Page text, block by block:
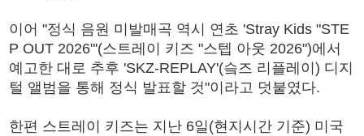
이어 "정식 음원 미발매곡 역시 연초 'Stray Kids "STE
P OUT 2026"'(스트레이 키즈 "스텝 아웃 2026")에서
예고한 대로 추후 'SKZ-REPLAY'(슼즈 리플레이) 디지
털 앨범을 통해 정식 발표할 것"이라고 덧붙였다.
한편 스트레이 키즈는 지난 6일(현지시간 기준) 미국